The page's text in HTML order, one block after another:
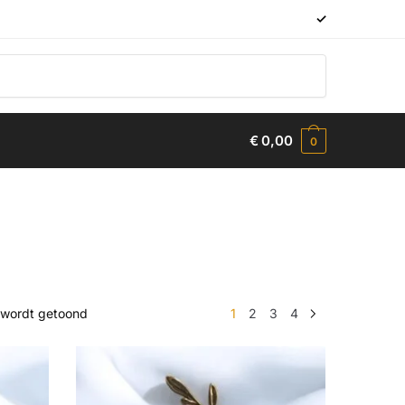
✓
€0,00 0
getoond 1 2 3 4